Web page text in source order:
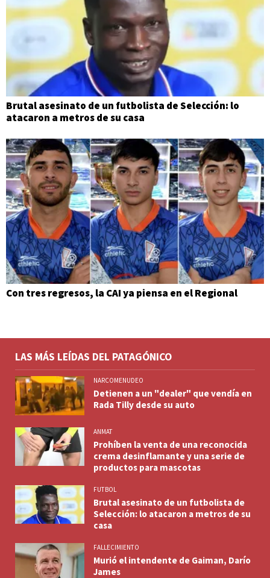
Brutal asesinato de un futbolista de Selección: lo
atacaron a metros de su casa
Con tres regresos, la CAI ya piensa en el Regional
LAS MÁS LEÍDAS DEL PATAGÓNICO
NARCOMENUDEO
Detienen a un "dealer" que vendía en
Rada Tilly desde su auto
ANMAT
Prohíben la venta de una reconocida
crema desinflamante y una serie de
productos para mascotas
FUTBOL
Brutal asesinato de un futbolista de
Selección: lo atacaron a metros de su
casa
FALLECIMIENTO
Murió el intendente de Gaiman, Darío
James